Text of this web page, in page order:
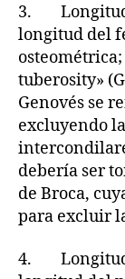
3. Longitud
longitud del
tuberosity»
Genovés se
excluyendo
debería ser
de Broca,
para excluir
4. Longitud